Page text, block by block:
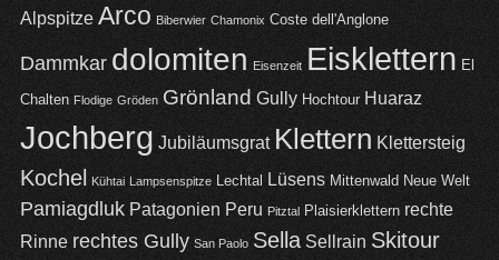
Alpspitze Arco Biberwier Chamonix Coste dell'Anglone
Dammkar dolomiten Eisenzeit Eisklettern El
Chalten Flodige Gröden Grönland Gully Hochtour Huaraz
Jochberg Jubiläumsgrat Klettern Klettersteig
Kochel Kühtai Lampsenspitze Lechtal Lüsens Mittenwald Neue Welt
Pamiagdluk Patagonien Peru Pitztal Plaisierklettern rechte
Rinne rechtes Gully San Paolo Sella Sellrain Skitour